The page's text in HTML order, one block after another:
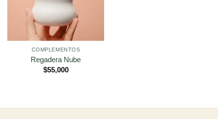
COMPLEMENTOS
Regadera Nube
$55,000